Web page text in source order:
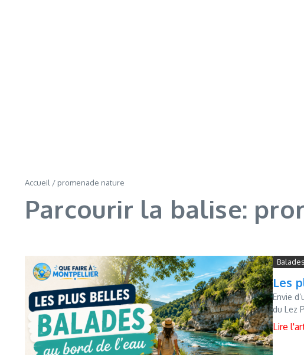
Accueil / promenade nature
Parcourir la balise:
Balades
Les
Envie
du Lez